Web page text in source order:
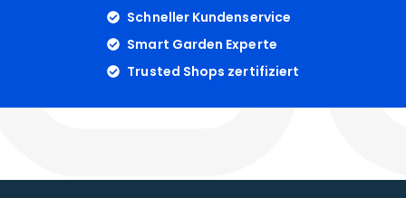
Schneller Kundenservice
Smart Garden Experte
Trusted Shops zertifiziert